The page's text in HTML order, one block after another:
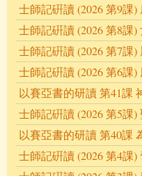
士師記硏讀 (2026 第9課)
士師記硏讀 (2026 第8課
士師記硏讀 (2026 第7課
士師記硏讀 (2026 第6課
以賽亞書的研讀 第41課
士師記硏讀 (2026 第5課
以賽亞書的研讀 第40課
士師記硏讀 (2026 第4課